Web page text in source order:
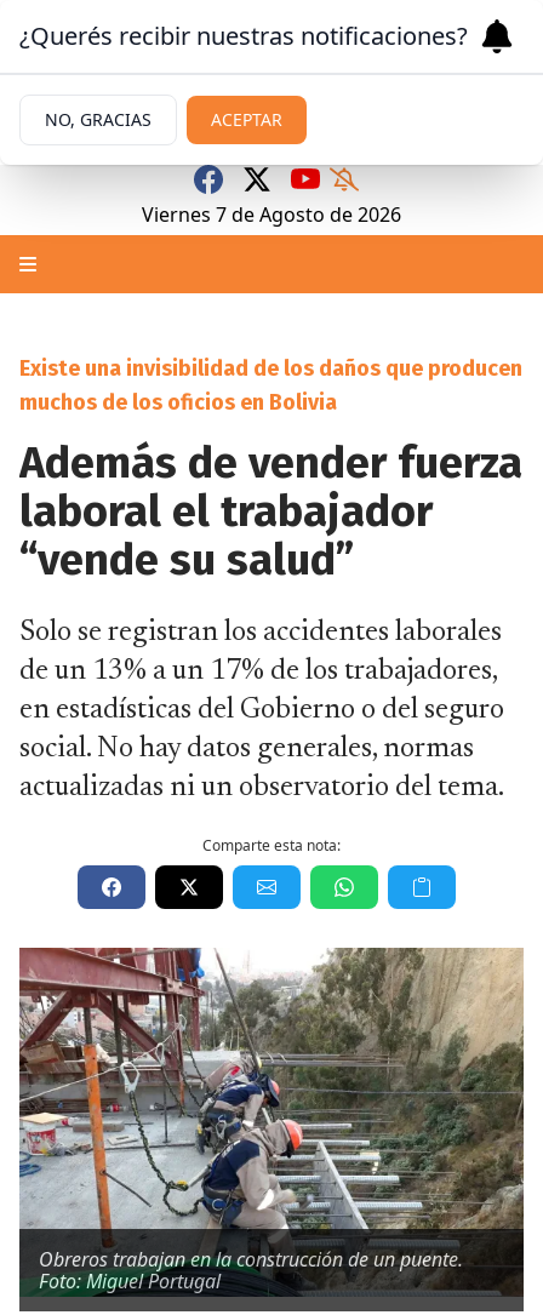
Viernes 7deAgosto de 2026
Existe una invisibilidad de los daños que producen
muchos de los oficios en Bolivia
Además de vender fuerza
laboral el trabajador
“vende su salud”
Solo se registran los accidentes laborales
de un 13% a un 17% de los trabajadores,
en estadísticas del Gobierno o del seguro
social. No hay datos generales, normas
actualizadas ni un observatorio del tema.
Comparte esta nota:
Obreros trabajan en la construcción de un puente.
Foto: Miguel Portugal
¿Querés recibir nuestras notificaciones?
NO, GRACIAS ACEPTAR